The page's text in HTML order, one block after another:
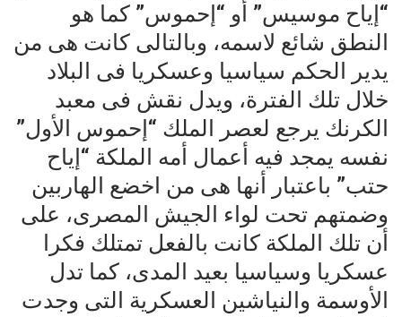
“إياح موسيس” أو “إحموس” كما هو
النطق شائع لاسمه، وبالتالى كانت هى من
يدير الحكم سياسيا وعسكريا فى البلاد
خلال تلك الفترة، ويدل نقش فى معبد
الكرنك يرجع لعصر الملك “إحموس الأول”
نفسه يمجد فيه أعمال أمه الملكة “إياح
حتب” باعتبار أنها هى من اخضع الهاربين
وضمتهم تحت لواء الجيش المصرى، على
أن تلك الملكة كانت بالفعل تمتلك فكرا
عسكريا وسياسيا بعيد المدى، كما تدل
الأوسمة والنياشين العسكرية التى وجدت